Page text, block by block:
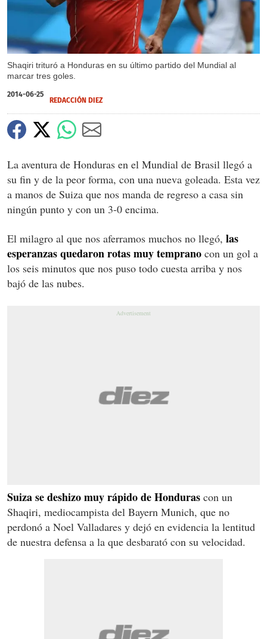
Shaqiri trituró a Honduras en su último partido del Mundial al
marcar tres goles.
2014-06-25
REDACCIÓN DIEZ
La aventura de Honduras en el Mundial de Brasil llegó a
su fin y de la peor forma, con una nueva goleada. Esta vez
a manos de Suiza que nos manda de regreso a casa sin
ningún punto y con un 3-0 encima.
El milagro al que nos aferramos muchos no llegó, las
esperanzas quedaron rotas muy temprano con un gol a
los seis minutos que nos puso todo cuesta arriba y nos
bajó de las nubes.
Suiza se deshizo muy rápido de Honduras con un
Shaqiri, mediocampista del Bayern Munich, que no
perdonó a Noel Valladares y dejó en evidencia la lentitud
de nuestra defensa a la que desbarató con su velocidad.